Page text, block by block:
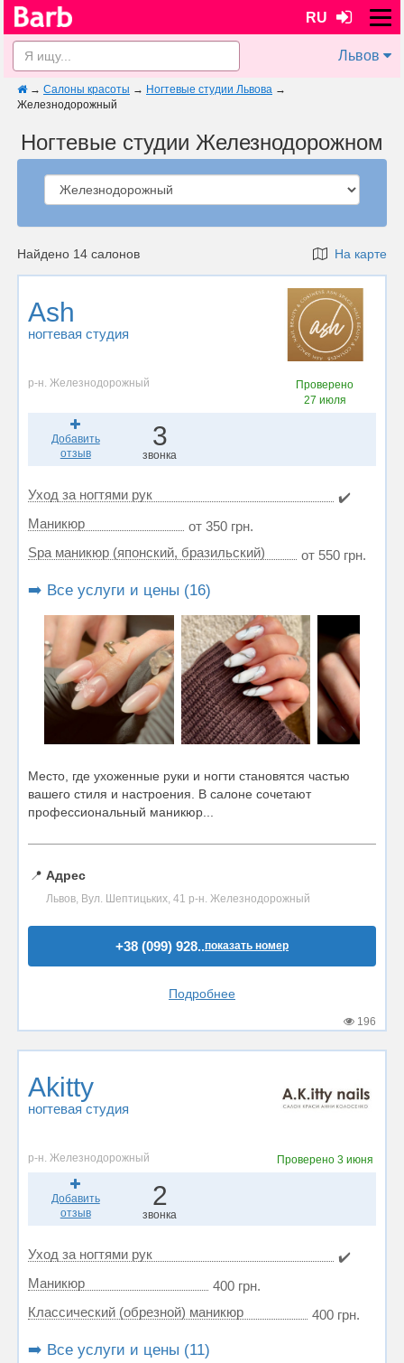
RU
Львов
→ Салоны красоты → Ногтевые студии Львова →
Железнодорожный
Ногтевые студии Железнодорожном
Найдено 14 салонов На карте
Ash
ногтевая студия
р-н. Железнодорожный
Проверено
27 июля
Добавить
отзыв
3
звонка
Уход за ногтями рук
✔️
Маникюр
от 350 грн.
Spa маникюр (японский, бразильский)
от 550 грн.
➡️ Все услуги и цены (16)
Место, где ухоженные руки и ногти становятся частью
вашего стиля и настроения. В салоне сочетают
профессиональный маникюр...
📍 Адрес
Львов, Вул. Шептицьких, 41 р-н. Железнодорожный
+38 (099) 928..показать номер
Подробнее
196
Akitty
ногтевая студия
р-н. Железнодорожный Проверено 3 июня
Добавить
отзыв
2
звонка
Уход за ногтями рук
✔️
Маникюр
400 грн.
Классический (обрезной) маникюр
400 грн.
➡️ Все услуги и цены (11)